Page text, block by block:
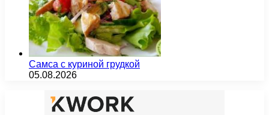
Самса с куриной грудкой
05.08.2026